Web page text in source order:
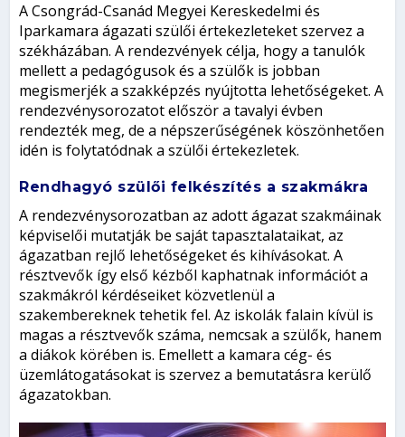
A Csongrád-Csanád Megyei Kereskedelmi és
Iparkamara ágazati szülői értekezleteket szervez a
székházában. A rendezvények célja, hogy a tanulók
mellett a pedagógusok és a szülők is jobban
megismerjék a szakképzés nyújtotta lehetőségeket. A
rendezvénysorozatot először a tavalyi évben
rendezték meg, de a népszerűségének köszönhetően
idén is folytatódnak a szülői értekezletek.
Rendhagyó szülői felkészítés a szakmákra
A rendezvénysorozatban az adott ágazat szakmáinak
képviselői mutatják be saját tapasztalataikat, az
ágazatban rejlő lehetőségeket és kihívásokat. A
résztvevők így első kézből kaphatnak információt a
szakmákról kérdéseiket közvetlenül a
szakembereknek tehetik fel. Az iskolák falain kívül is
magas a résztvevők száma, nemcsak a szülők, hanem
a diákok körében is. Emellett a kamara cég- és
üzemlátogatásokat is szervez a bemutatásra kerülő
ágazatokban.